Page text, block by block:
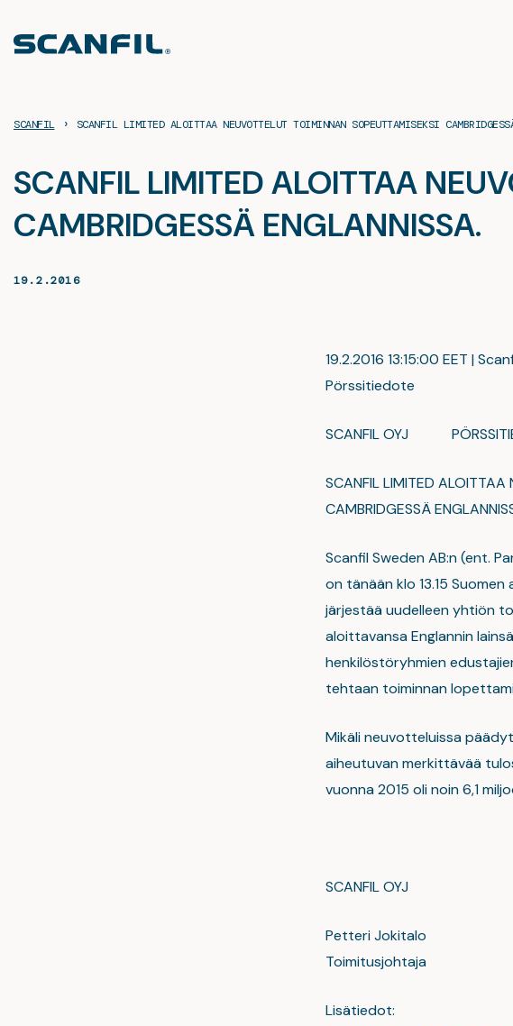
sisältöön
SCANFIL › SCANFIL LIMITED ALOITTAA NEUVOTTELUT TOIMINNAN SOPEUTTAMISEKSI
SCANFIL LIMITED ALOITTAA
CAMBRIDGESSÄ ENGLANNISSA.
19.2.2016
19.2.2016 13:15:00 EET |
Pörssitiedote
SCANFIL OYJ
SCANFIL LIMITED ALOITTAA
CAMBRIDGESSÄ
Scanfil Sweden AB:n (ent.
on tänään klo 13.15
järjestää uudelleen yhtiön
aloittavansa Englannin
henkilöstöryhmien
tehtaan toiminnan
Mikäli neuvotteluissa
aiheutuvan merkittävää
vuonna 2015 oli noin 6,1
SCANFIL OYJ
Petteri Jokitalo
Toimitusjohtaja
Lisätiedot: